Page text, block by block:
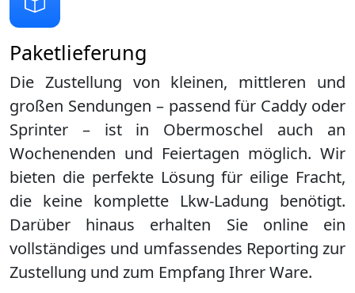
Paketlieferung
Die Zustellung von kleinen, mittleren und
großen Sendungen – passend für Caddy oder
Sprinter – ist in Obermoschel auch an
Wochenenden und Feiertagen möglich. Wir
bieten die perfekte Lösung für eilige Fracht,
die keine komplette Lkw-Ladung benötigt.
Darüber hinaus erhalten Sie online ein
vollständiges und umfassendes Reporting zur
Zustellung und zum Empfang Ihrer Ware.